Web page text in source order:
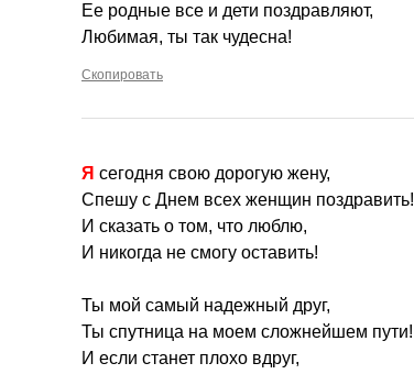
Ее родные все и дети поздравляют,
Любимая, ты так чудесна!
Скопировать
Я сегодня свою дорогую жену,
Спешу с Днем всех женщин поздравить!
И сказать о том, что люблю,
И никогда не смогу оставить!
Ты мой самый надежный друг,
Ты спутница на моем сложнейшем пути!
И если станет плохо вдруг,